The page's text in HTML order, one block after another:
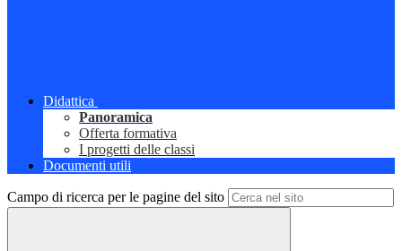
Didattica
Panoramica
Offerta formativa
I progetti delle classi
Documenti utili
Campo di ricerca per le pagine del sito